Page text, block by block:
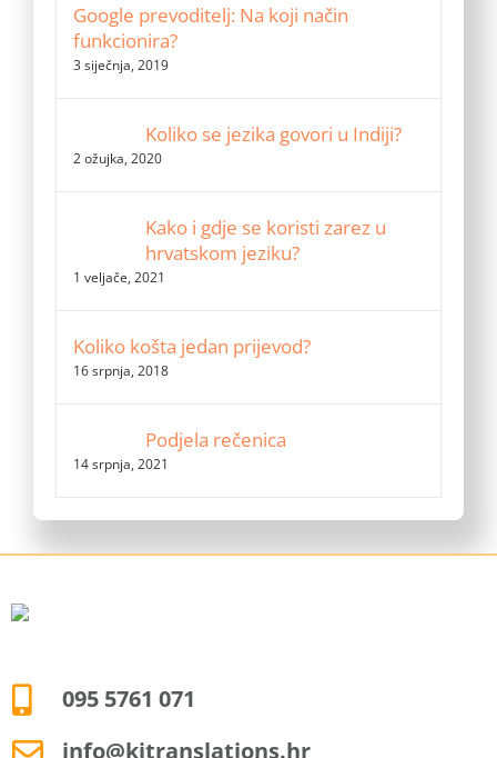
Google prevoditelj: Na koji način
funkcionira?
3 siječnja, 2019
Koliko se jezika govori u Indiji?
2 ožujka, 2020
Kako i gdje se koristi zarez u
hrvatskom jeziku?
1 veljače, 2021
Koliko košta jedan prijevod?
16 srpnja, 2018
Podjela rečenica
14 srpnja, 2021
095 5761 071
info@kjtranslations.hr